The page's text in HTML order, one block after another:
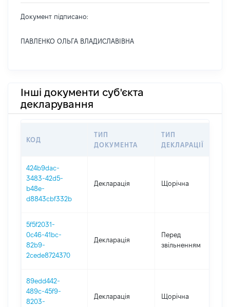
Документ підписано:
ПАВЛЕНКО ОЛЬГА ВЛАДИСЛАВІВНА
Інші документи суб'єкта
декларування
КОД
ТИП
ДОКУМЕНТА
ТИП
ДЕКЛАРАЦІЇ
424b9dac-
3483-42d5-
b48e-
d8843cbf332b
Декларація Щорічна
5f5f2031-
0c46-41bc-
82b9-
2cede8724370
Декларація
Перед
звільненням
89edd442-
489c-45f9-
8203-
Декларація Щорічна